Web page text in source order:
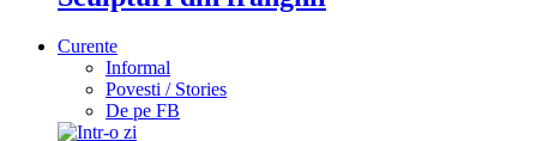
Curente
Informal
Povesti / Stories
De pe FB